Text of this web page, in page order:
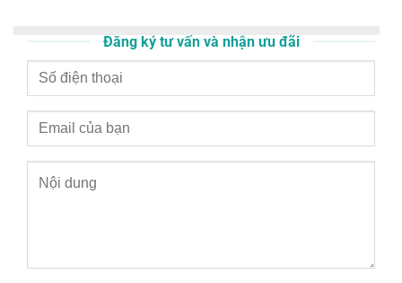
Đăng ký tư vấn và nhận ưu đãi